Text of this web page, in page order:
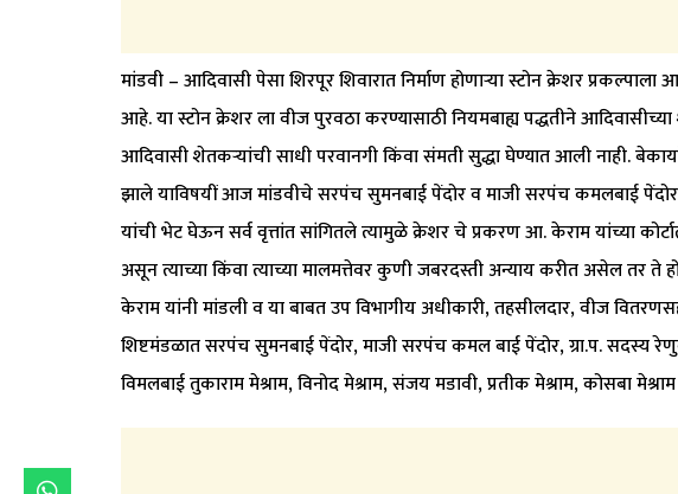
मांडवी – आदिवासी पेसा शिरपूर शिवारात निर्माण होणाऱ्या स्टोन क्रेशर
आहे. या स्टोन क्रेशर ला वीज पुरवठा करण्यासाठी नियमबाह्य पद्धतीने
आदिवासी शेतकऱ्यांची साधी परवानगी किंवा संमती सुद्धा घेण्यात आली नाही.
झाले याविषयीं आज मांडवीचे सरपंच सुमनबाई पेंदोर व माजी सरपंच कमलबाई
यांची भेट घेऊन सर्व वृत्तांत सांगितले त्यामुळे क्रेशर चे प्रकरण आ. केराम यांच्या
असून त्याच्या किंवा त्याच्या मालमत्तेवर कुणी जबरदस्ती अन्याय करीत असेल तर ते
केराम यांनी मांडली व या बाबत उप विभागीय अधीकारी, तहसीलदार, वीज
शिष्टमंडळात सरपंच सुमनबाई पेंदोर, माजी सरपंच कमल बाई पेंदोर, ग्रा.प. सदस्य
विमलबाई तुकाराम मेश्राम, विनोद मेश्राम, संजय मडावी, प्रतीक मेश्राम, कोसबा